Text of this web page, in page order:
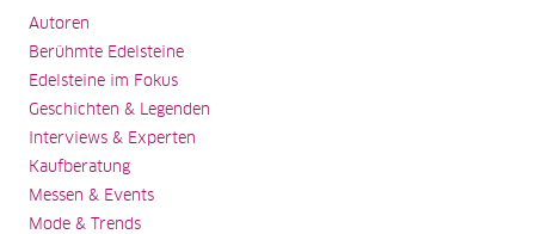
Autoren
Berühmte Edelsteine
Edelsteine im Fokus
Geschichten & Legenden
Interviews & Experten
Kaufberatung
Messen & Events
Mode & Trends